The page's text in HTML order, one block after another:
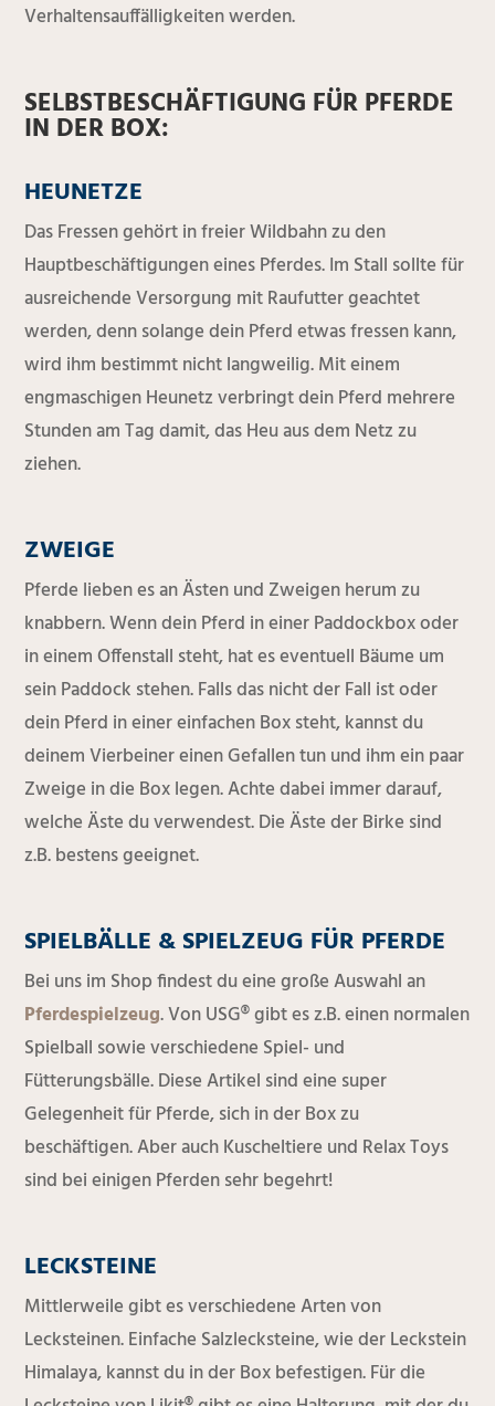
Verhaltensauffälligkeiten werden.
SELBSTBESCHÄFTIGUNG FÜR PFERDE
IN DER BOX:
HEUNETZE
Das Fressen gehört in freier Wildbahn zu den
Hauptbeschäftigungen eines Pferdes. Im Stall sollte für
ausreichende Versorgung mit Raufutter geachtet
werden, denn solange dein Pferd etwas fressen kann,
wird ihm bestimmt nicht langweilig. Mit einem
engmaschigen Heunetz verbringt dein Pferd mehrere
Stunden am Tag damit, das Heu aus dem Netz zu
ziehen.
ZWEIGE
Pferde lieben es an Ästen und Zweigen herum zu
knabbern. Wenn dein Pferd in einer Paddockbox oder
in einem Offenstall steht, hat es eventuell Bäume um
sein Paddock stehen. Falls das nicht der Fall ist oder
dein Pferd in einer einfachen Box steht, kannst du
deinem Vierbeiner einen Gefallen tun und ihm ein paar
Zweige in die Box legen. Achte dabei immer darauf,
welche Äste du verwendest. Die Äste der Birke sind
z.B. bestens geeignet.
SPIELBÄLLE & SPIELZEUG FÜR PFERDE
Bei uns im Shop findest du eine große Auswahl an
Pferdespielzeug. Von USG® gibt es z.B. einen normalen
Spielball sowie verschiedene Spiel- und
Fütterungsbälle. Diese Artikel sind eine super
Gelegenheit für Pferde, sich in der Box zu
beschäftigen. Aber auch Kuscheltiere und Relax Toys
sind bei einigen Pferden sehr begehrt!
LECKSTEINE
Mittlerweile gibt es verschiedene Arten von
Lecksteinen. Einfache Salzlecksteine, wie der Leckstein
Himalaya, kannst du in der Box befestigen. Für die